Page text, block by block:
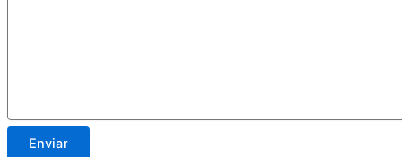
Enviar